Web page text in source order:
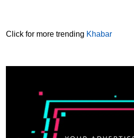
Click for more trending Khabar